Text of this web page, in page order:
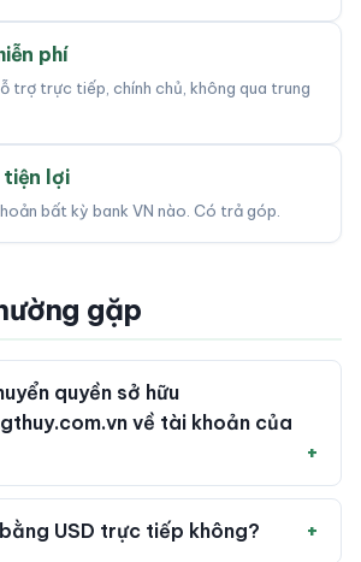
phí
trợ trực tiếp, chính chủ, không qua trung
tiện lợi
bất kỳ bank VN nào. Có trả góp.
gặp
quyền sở hữu
về tài khoản của
USD trực tiếp không?